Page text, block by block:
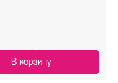
В корзину